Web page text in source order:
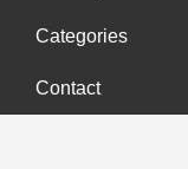
Categories
Contact